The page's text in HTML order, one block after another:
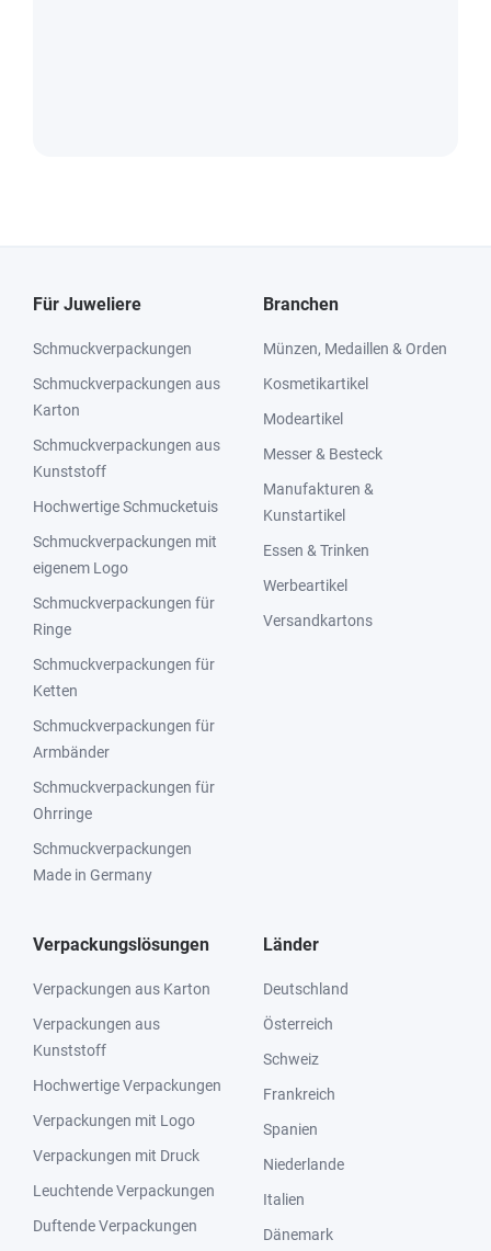
Für Juweliere
Schmuckverpackungen
Schmuckverpackungen aus
Karton
Schmuckverpackungen aus
Kunststoff
Hochwertige Schmucketuis
Schmuckverpackungen mit
eigenem Logo
Schmuckverpackungen für
Ringe
Schmuckverpackungen für
Ketten
Schmuckverpackungen für
Armbänder
Schmuckverpackungen für
Ohrringe
Schmuckverpackungen
Made in Germany
Branchen
Münzen, Medaillen & Orden
Kosmetikartikel
Modeartikel
Messer & Besteck
Manufakturen &
Kunstartikel
Essen & Trinken
Werbeartikel
Versandkartons
Verpackungslösungen
Verpackungen aus Karton
Verpackungen aus
Kunststoff
Hochwertige Verpackungen
Verpackungen mit Logo
Verpackungen mit Druck
Leuchtende Verpackungen
Duftende Verpackungen
Länder
Deutschland
Österreich
Schweiz
Frankreich
Spanien
Niederlande
Italien
Dänemark